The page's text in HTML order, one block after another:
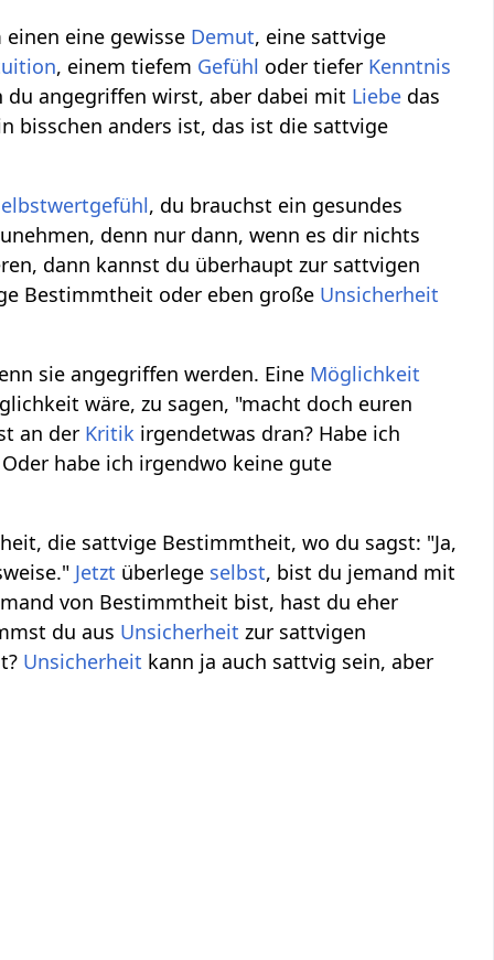
eine gewisse Demut, eine sattvige
, einem tiefem Gefühl oder tiefer Kenntnis
du angegriffen wirst, aber dabei mit Liebe das
bisschen anders ist, das ist die sattvige
, du brauchst ein gesundes
denn nur dann, wenn es dir nichts
dann kannst du überhaupt zur sattvigen
Bestimmtheit oder eben große Unsicherheit
sie angegriffen werden. Eine Möglichkeit
wäre, zu sagen, "macht doch euren
an der Kritik irgendetwas dran? Habe ich
habe ich irgendwo keine gute
die sattvige Bestimmtheit, wo du sagst: "Ja,
Jetzt überlege selbst, bist du jemand mit
von Bestimmtheit bist, hast du eher
du aus Unsicherheit zur sattvigen
Unsicherheit kann ja auch sattvig sein, aber